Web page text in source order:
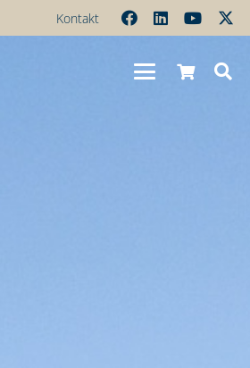
Kontakt